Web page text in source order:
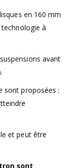
en 160 mm
technologie à
avant
sont proposées :
et peut être
sont